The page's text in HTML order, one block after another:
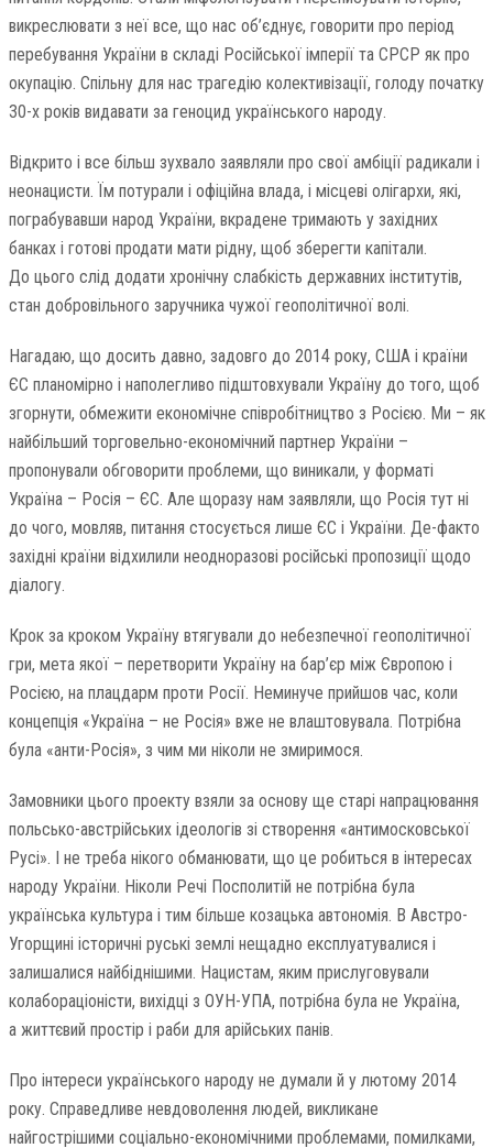
викреслювати з неї все, що нас об’єднує, говорити про період
перебування України в складі Російської імперії та СРСР як про
окупацію. Спільну для нас трагедію колективізації, голоду початку
30-х років видавати за геноцид українського народу.
Відкрито і все більш зухвало заявляли про свої амбіції радикали і
неонацисти. Їм потурали і офіційна влада, і місцеві олігархи, які,
пограбувавши народ України, вкрадене тримають у західних
банках і готові продати мати рідну, щоб зберегти капітали.
До цього слід додати хронічну слабкість державних інститутів,
стан добровільного заручника чужої геополітичної волі.
Нагадаю, що досить давно, задовго до 2014 року, США і країни
ЄС планомірно і наполегливо підштовхували Україну до того, щоб
згорнути, обмежити економічне співробітництво з Росією. Ми – як
найбільший торговельно-економічний партнер України –
пропонували обговорити проблеми, що виникали, у форматі
Україна – Росія – ЄС. Але щоразу нам заявляли, що Росія тут ні
до чого, мовляв, питання стосується лише ЄС і України. Де-факто
західні країни відхилили неодноразові російські пропозиції щодо
діалогу.
Крок за кроком Україну втягували до небезпечної геополітичної
гри, мета якої – перетворити Україну на бар’єр між Європою і
Росією, на плацдарм проти Росії. Неминуче прийшов час, коли
концепція «Україна – не Росія» вже не влаштовувала. Потрібна
була «анти-Росія», з чим ми ніколи не змиримося.
Замовники цього проекту взяли за основу ще старі напрацювання
польсько-австрійських ідеологів зі створення «антимосковської
Русі». І не треба нікого обманювати, що це робиться в інтересах
народу України. Ніколи Речі Посполитій не потрібна була
українська культура і тим більше козацька автономія. В Австро-
Угорщині історичні руські землі нещадно експлуатувалися і
залишалися найбіднішими. Нацистам, яким прислуговували
колабораціоністи, вихідці з ОУН-УПА, потрібна була не Україна,
а життєвий простір і раби для арійських панів.
Про інтереси українського народу не думали й у лютому 2014
року. Справедливе невдоволення людей, викликане
найгострішими соціально-економічними проблемами, помилками,